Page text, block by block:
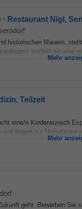
Restaurant Nigl,
historischen Mauern,
suchen wir eine
Mehr
Teilzeit
eine/n Kinderwunsch
tragen zur Umsetzung
Mehr
geht. Bewerben